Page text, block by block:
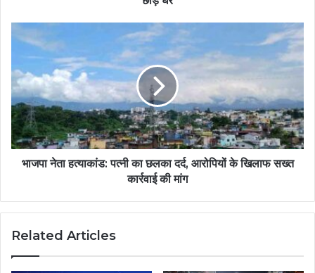
भाजपा नेता हत्याकांड: पत्नी का छलका दर्द, आरोपियों के खिलाफ सख्त
कार्रवाई की मांग
Related Articles